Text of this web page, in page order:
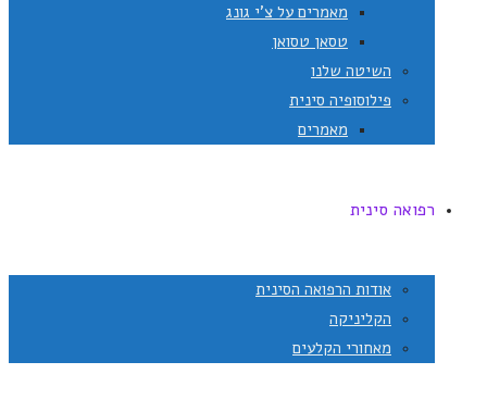
מאמרים על צ'י גונג
טסאן טסואן
השיטה שלנו
פילוסופיה סינית
מאמרים
רפואה סינית
אודות הרפואה הסינית
הקליניקה
מאחורי הקלעים